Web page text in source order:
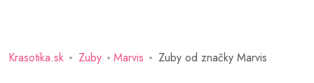
Krasotika.sk Zuby Marvis Zuby od značky Marvis